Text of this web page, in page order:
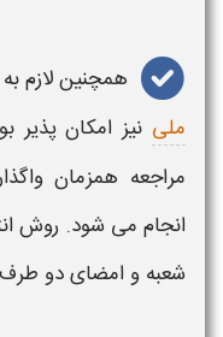
همچنین لازم
ملی نیز امکان
مراجعه همزمان
انجام می‌ شود. روش
شعبه و امضای دو